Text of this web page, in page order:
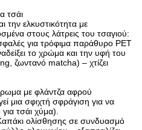
τσάι
την ελκυστικότητα με
στους λάτρεις του τσαγιού:
για τρόφιμα παράθυρο PET
το χρώμα και την υφή του
ζωντανό matcha) – χτίζει
με φλάντζα αφρού
μια σφιχτή σφράγιση για να
τσάι χύμα).
ολίσθησης σε συνδυασμό